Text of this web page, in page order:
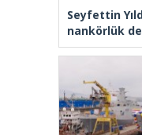
Seyfettin
nankörlük